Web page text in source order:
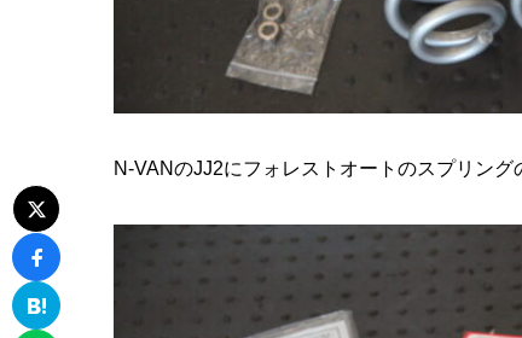
N-VANのJJ2にフォレストオートのスプリング